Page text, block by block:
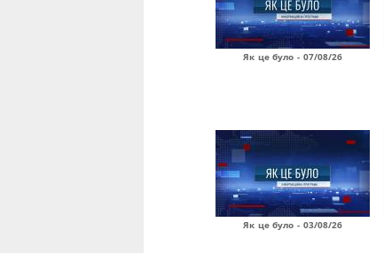
Як це було - 07/08/26
Як це було - 03/08/26